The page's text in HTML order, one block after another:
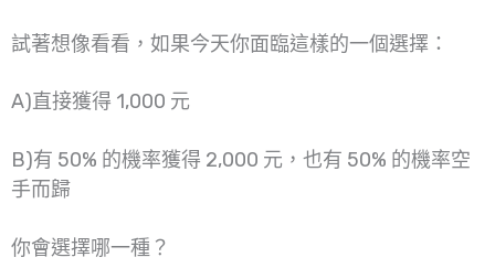
試著想像看看，如果今天你面臨這樣的一個選擇：
A)直接獲得 1,000 元
B)有 50% 的機率獲得 2,000 元，也有 50% 的機率空
手而歸
你會選擇哪一種？